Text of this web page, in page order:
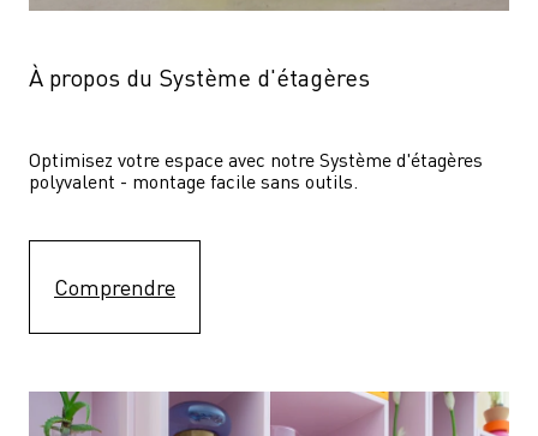
À propos du Système d'étagères
Optimisez votre espace avec notre Système d'étagères
polyvalent - montage facile sans outils.
Comprendre